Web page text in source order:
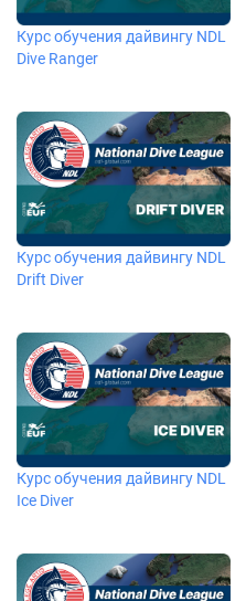
Курс обучения дайвингу NDL
Dive Ranger
Курс обучения дайвингу NDL
Drift Diver
Курс обучения дайвингу NDL
Ice Diver